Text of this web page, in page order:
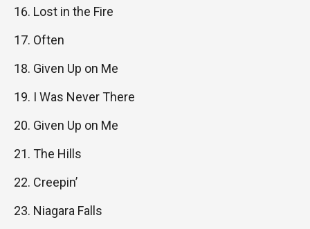
Lost in the Fire
Often
Given Up on Me
I Was Never There
Given Up on Me
The Hills
Creepin’
Niagara Falls